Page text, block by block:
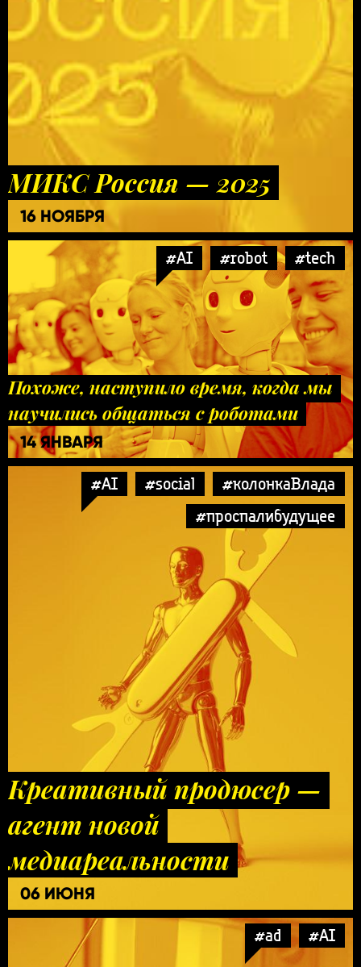
МИКС Россия — 2025
16 НОЯБРЯ
#AI #robot #tech
Похоже, наступило время, когда мы
научились общаться с роботами
14 ЯНВАРЯ
#AI #social
#колонкаВлада
#проспалибудущее
Креативный продюсер —
агент новой
медиареальности
06 ИЮНЯ
#ad #AI